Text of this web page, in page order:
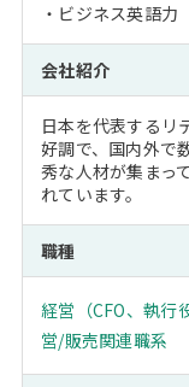
・ビジネス英語力
会社紹介
日本を代表するリ
好調で、国内外で
秀な人材が集まっ
れています。
職種
経営（CFO、執行
営/販売関連職系